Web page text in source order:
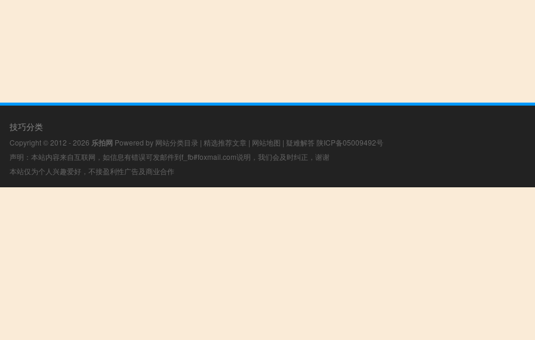
技巧分类
Copyright © 2012 - 2026 乐拍网 Powered by 网站分类目录 | 精选推荐文章 | 网站地图 | 疑难解答 陕ICP备05009492号
声明：本站内容来自互联网，如信息有错误可发邮件到f_fb#foxmail.com说明，我们会及时纠正，谢谢
本站仅为个人兴趣爱好，不接盈利性广告及商业合作